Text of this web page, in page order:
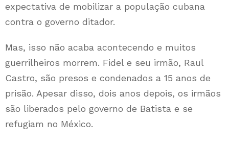
expectativa de mobilizar a população cubana
contra o governo ditador.
Mas, isso não acaba acontecendo e muitos
guerrilheiros morrem. Fidel e seu irmão, Raul
Castro, são presos e condenados a 15 anos de
prisão. Apesar disso, dois anos depois, os irmãos
são liberados pelo governo de Batista e se
refugiam no México.